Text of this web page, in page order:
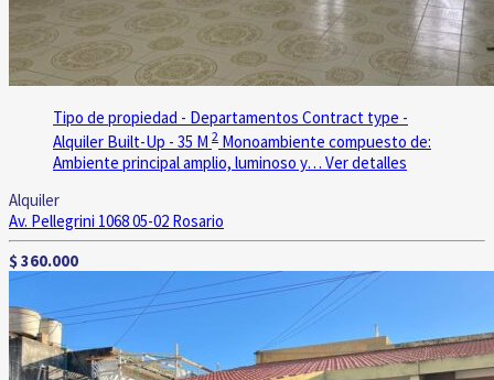
Tipo de propiedad - Departamentos Contract type -
Alquiler Built-Up - 35 M 2 Monoambiente compuesto de:
Ambiente principal amplio, luminoso y… Ver detalles
Alquiler
Av. Pellegrini 1068 05-02 Rosario
$ 360.000